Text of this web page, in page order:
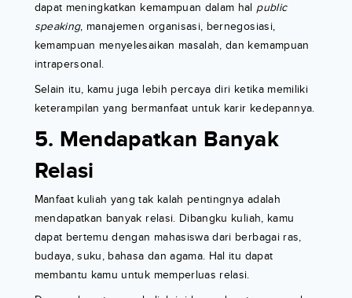
dapat meningkatkan kemampuan dalam hal public
speaking, manajemen organisasi, bernegosiasi,
kemampuan menyelesaikan masalah, dan kemampuan
intrapersonal.
Selain itu, kamu juga lebih percaya diri ketika memiliki
keterampilan yang bermanfaat untuk karir kedepannya.
5. Mendapatkan Banyak
Relasi
Manfaat kuliah yang tak kalah pentingnya adalah
mendapatkan banyak relasi. Dibangku kuliah, kamu
dapat bertemu dengan mahasiswa dari berbagai ras,
budaya, suku, bahasa dan agama. Hal itu dapat
membantu kamu untuk memperluas relasi.